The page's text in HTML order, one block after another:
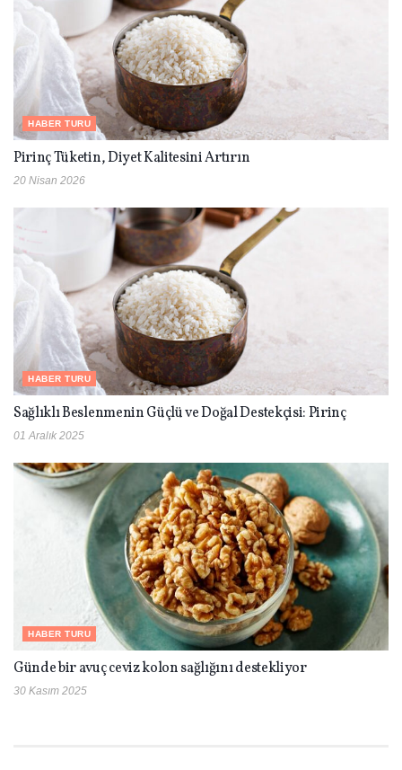
HABER TURU
Pirinç Tüketin, Diyet Kalitesini Artırın
20 Nisan 2026
HABER TURU
Sağlıklı Beslenmenin Güçlü ve Doğal Destekçisi: Pirinç
01 Aralık 2025
HABER TURU
Günde bir avuç ceviz kolon sağlığını destekliyor
30 Kasım 2025